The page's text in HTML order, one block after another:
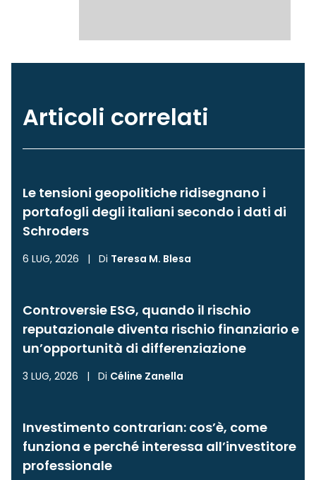
Articoli correlati
Le tensioni geopolitiche ridisegnano i
portafogli degli italiani secondo i dati di
Schroders
6 LUG, 2026 | Di Teresa M. Blesa
Controversie ESG, quando il rischio
reputazionale diventa rischio finanziario e
un’opportunità di differenziazione
3 LUG, 2026 | Di Céline Zanella
Investimento contrarian: cos’è, come
funziona e perché interessa all’investitore
professionale